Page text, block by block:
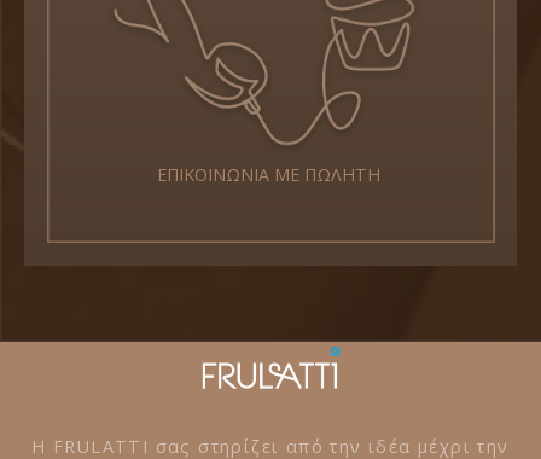
ΕΠΙΚΟΙΝΩΝΙΑ ΜΕ ΠΩΛΗΤΗ
Η FRULATTI σας στηρίζει από την ιδέα μέχρι την